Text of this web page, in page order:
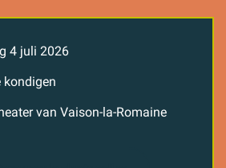
4 juli 2026
kondigen
van Vaison-la-Romaine